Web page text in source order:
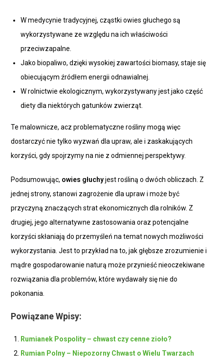
W medycynie tradycyjnej, cząstki owies głuchego są
wykorzystywane ze względu na ich właściwości
przeciwzapalne.
Jako biopaliwo, dzięki wysokiej zawartości biomasy, staje się
obiecującym źródłem energii odnawialnej.
W rolnictwie ekologicznym, wykorzystywany jest jako część
diety dla niektórych gatunków zwierząt.
Te malownicze, acz problematyczne rośliny mogą więc
dostarczyć nie tylko wyzwań dla upraw, ale i zaskakujących
korzyści, gdy spojrzymy na nie z odmiennej perspektywy.
Podsumowując, owies głuchyjest rośliną o dwóch obliczach. Z
jednej strony, stanowi zagrożenie dla upraw i może być
przyczyną znaczących strat ekonomicznych dla rolników. Z
drugiej, jego alternatywne zastosowania oraz potencjalne
korzyści skłaniają do przemyśleń na temat nowych możliwości
wykorzystania. Jest to przykład na to, jak głębsze zrozumienie i
mądre gospodarowanie naturą może przynieść nieoczekiwane
rozwiązania dla problemów, które wydawały się nie do
pokonania.
Powiązane Wpisy:
Rumianek Pospolity – chwast czy cenne zioło?
Rumian Polny – Niepozorny Chwast o Wielu Twarzach